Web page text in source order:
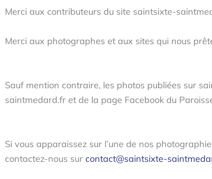
Merci aux contributeurs du site saintsixte-
Merci aux photographes et aux sites qui nous
Sauf mention contraire, les photos publiées sur
saintmedard.fr et de la page Facebook du
Si vous apparaissez sur l’une de nos
contactez-nous sur contact@saintsixte-